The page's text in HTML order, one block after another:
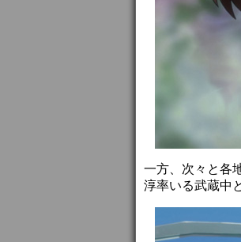
一方、次々と各
淳率いる武蔵中